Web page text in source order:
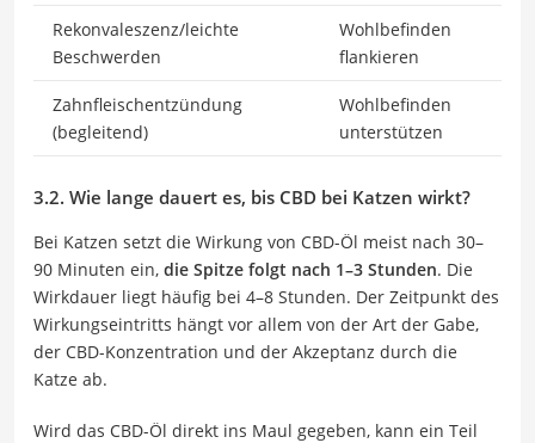
Rekonvaleszenz/leichte
Beschwerden
Wohlbefinden
flankieren
Zahnfleischentzündung
(begleitend)
Wohlbefinden
unterstützen
3.2. Wie lange dauert es, bis CBD bei Katzen wirkt?
Bei Katzen setzt die Wirkung von CBD-Öl meist nach 30–
90 Minuten ein, die Spitze folgt nach 1–3 Stunden. Die
Wirkdauer liegt häufig bei 4–8 Stunden. Der Zeitpunkt des
Wirkungseintritts hängt vor allem von der Art der Gabe,
der CBD-Konzentration und der Akzeptanz durch die
Katze ab.
Wird das CBD-Öl direkt ins Maul gegeben, kann ein Teil